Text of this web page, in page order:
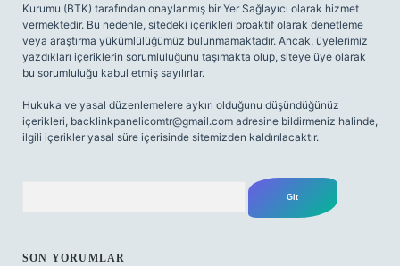
Kurumu (BTK) tarafından onaylanmış bir Yer Sağlayıcı olarak hizmet
vermektedir. Bu nedenle, sitedeki içerikleri proaktif olarak denetleme
veya araştırma yükümlülüğümüz bulunmamaktadır. Ancak, üyelerimiz
yazdıkları içeriklerin sorumluluğunu taşımakta olup, siteye üye olarak
bu sorumluluğu kabul etmiş sayılırlar.
Hukuka ve yasal düzenlemelere aykırı olduğunu düşündüğünüz
içerikleri, backlinkpanelicomtr@gmail.com adresine bildirmeniz halinde,
ilgili içerikler yasal süre içerisinde sitemizden kaldırılacaktır.
SON YORUMLAR